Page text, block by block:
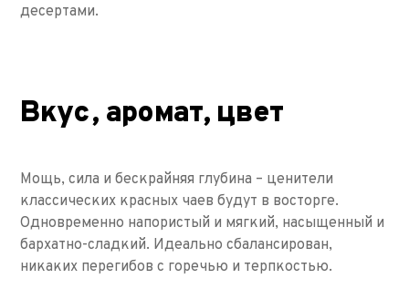
десертами.
Вкус, аромат, цвет
Мощь, сила и бескрайняя глубина – ценители
классических красных чаев будут в восторге.
Одновременно напористый и мягкий, насыщенный и
бархатно-сладкий. Идеально сбалансирован,
никаких перегибов с горечью и терпкостью.